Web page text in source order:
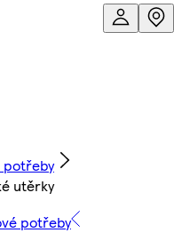
potřeby
utěrky
potřeby